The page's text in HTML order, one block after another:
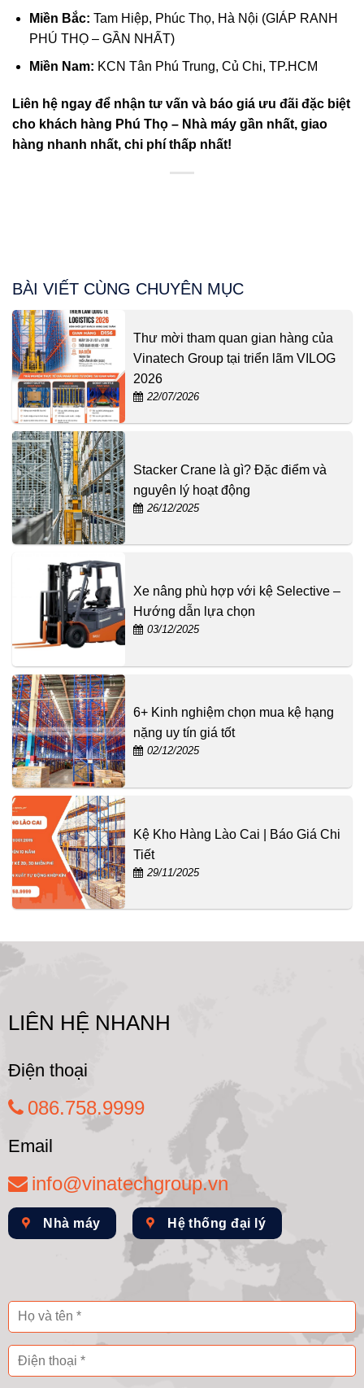
Miền Bắc: Tam Hiệp, Phúc Thọ, Hà Nội (GIÁP RANH
PHÚ THỌ – GẦN NHẤT)
Miền Nam: KCN Tân Phú Trung, Củ Chi, TP.HCM
Liên hệ ngay để nhận tư vấn và báo giá ưu đãi đặc biệt
cho khách hàng Phú Thọ – Nhà máy gần nhất, giao
hàng nhanh nhất, chi phí thấp nhất!
BÀI VIẾT CÙNG CHUYÊN MỤC
Thư mời tham quan gian hàng của
Vinatech Group tại triển lãm VILOG
2026
22/07/2026
Stacker Crane là gì? Đặc điểm và
nguyên lý hoạt động
26/12/2025
Xe nâng phù hợp với kệ Selective –
Hướng dẫn lựa chọn
03/12/2025
6+ Kinh nghiệm chọn mua kệ hạng
nặng uy tín giá tốt
02/12/2025
Kệ Kho Hàng Lào Cai | Báo Giá Chi
Tiết
29/11/2025
LIÊN HỆ NHANH
Điện thoại
086.758.9999
Email
info@vinatechgroup.vn
Nhà máy Hệ thống đại lý